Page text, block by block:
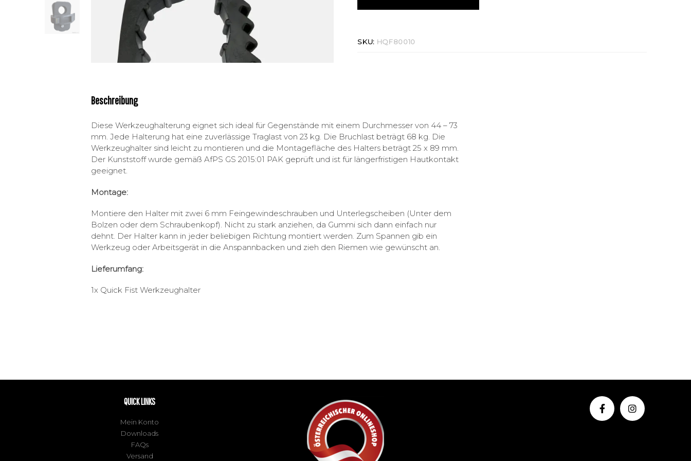
SKU: HQF80010
Beschreibung
Diese Werkzeughalterung eignet sich ideal für Gegenstände mit einem Durchmesser von 44 – 73
mm. Jede Halterung hat eine zuverlässige Traglast von 23 kg. Die Bruchlast beträgt 68 kg. Die
Werkzeughalter sind leicht zu montieren und die Montagefläche des Halters beträgt 25 x 89 mm.
Der Kunststoff wurde gemäß AfPS GS 2015:01 PAK geprüft und ist für längerfristigen Hautkontakt
geeignet.
Montage:
Montiere den Halter mit zwei 6 mm Feingewindeschrauben und Unterlegscheiben (Unter dem
Bolzen oder dem Schraubenkopf). Nicht zu stark anziehen, da Gummi sich dann einfach nur
dehnt. Der Halter kann in jeder beliebigen Richtung montiert werden. Zum Spannen gib ein
Werkzeug oder Arbeitsgerät in die Anspannbacken und zieh den Riemen wie gewünscht an.
Lieferumfang:
1x Quick Fist Werkzeughalter
QUICK LINKS
Mein Konto
Downloads
FAQs
Versand